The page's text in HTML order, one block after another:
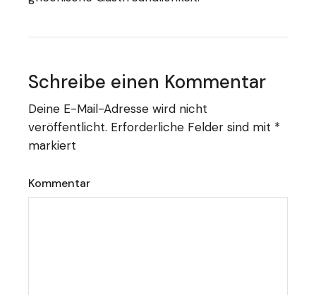
Schreibe einen Kommentar
Deine E-Mail-Adresse wird nicht
veröffentlicht. Erforderliche Felder sind mit *
markiert
Kommentar